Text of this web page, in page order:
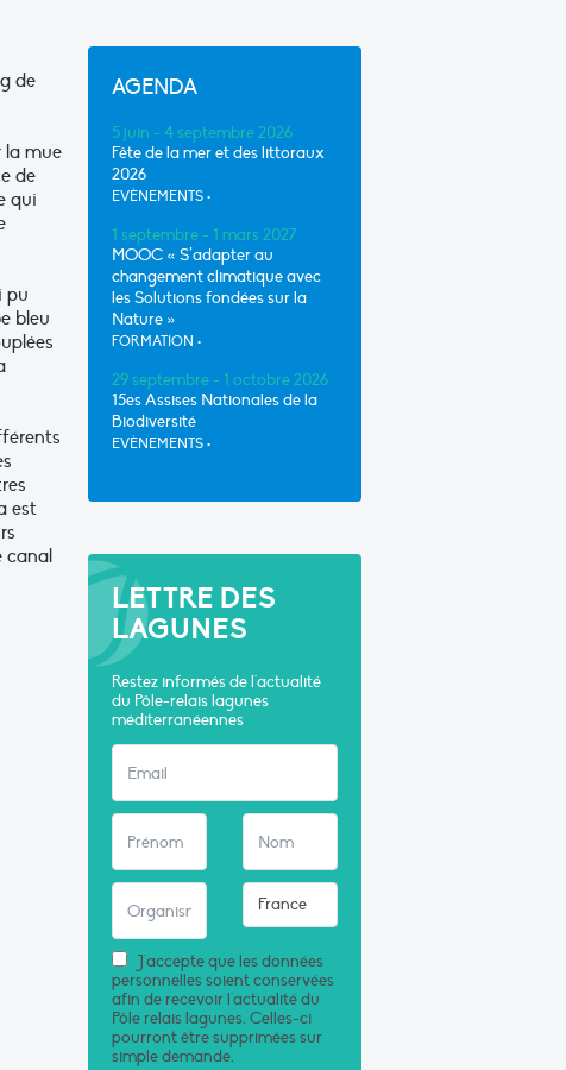
de
la mue
de
qui
pu
bleu
est
canal
AGENDA
5 juin - 4 septembre 2026
Fête de la mer et des littoraux
2026
EVÈNEMENTS •
1 septembre - 1 mars 2027
MOOC « S’adapter au
changement climatique avec
les Solutions fondées sur la
Nature »
FORMATION •
29 septembre - 1 octobre 2026
15es Assises Nationales de la
Biodiversité
EVÈNEMENTS •
LETTRE DES
LAGUNES
Restez informés de l'actualité
du Pôle-relais lagunes
méditerranéennes
J'accepte que les données
personnelles soient conservées
afin de recevoir l'actualité du
Pôle relais lagunes. Celles-ci
pourront être supprimées sur
simple demande.